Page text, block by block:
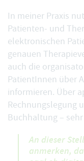
In meiner Praxis
Patienten- und
elektronischen
genauen
auch die
PatientInnen über
informieren. Über
Rechnungslegung
Buchhaltung –
An dieser
anmerken,